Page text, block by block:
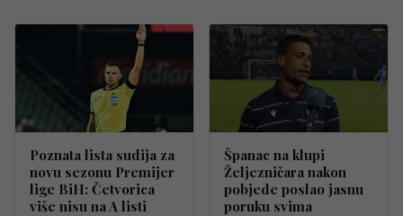
Poznata lista sudija za
novu sezonu Premijer
lige BiH: Četvorica
više nisu na A listi
Španac na klupi
Željezničara nakon
pobjede poslao jasnu
poruku svima